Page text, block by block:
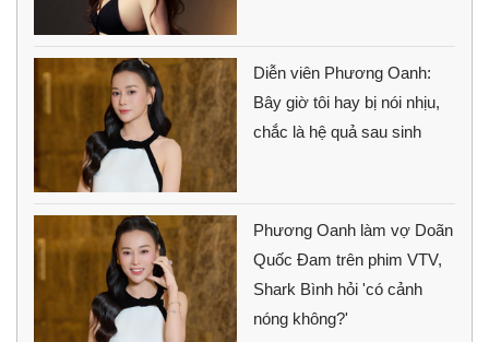
Diễn viên Phương Oanh:
Bây giờ tôi hay bị nói nhịu,
chắc là hệ quả sau sinh
Phương Oanh làm vợ Doãn
Quốc Đam trên phim VTV,
Shark Bình hỏi 'có cảnh
nóng không?'